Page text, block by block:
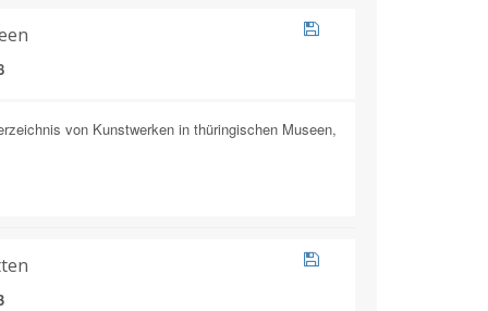
von Kunstwerken in thüringischen Museen,